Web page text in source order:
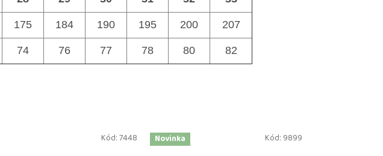
Kód:7448 Novinka Kód: 9899
175 184 190 195 200 207
74 76 77 78 80 82